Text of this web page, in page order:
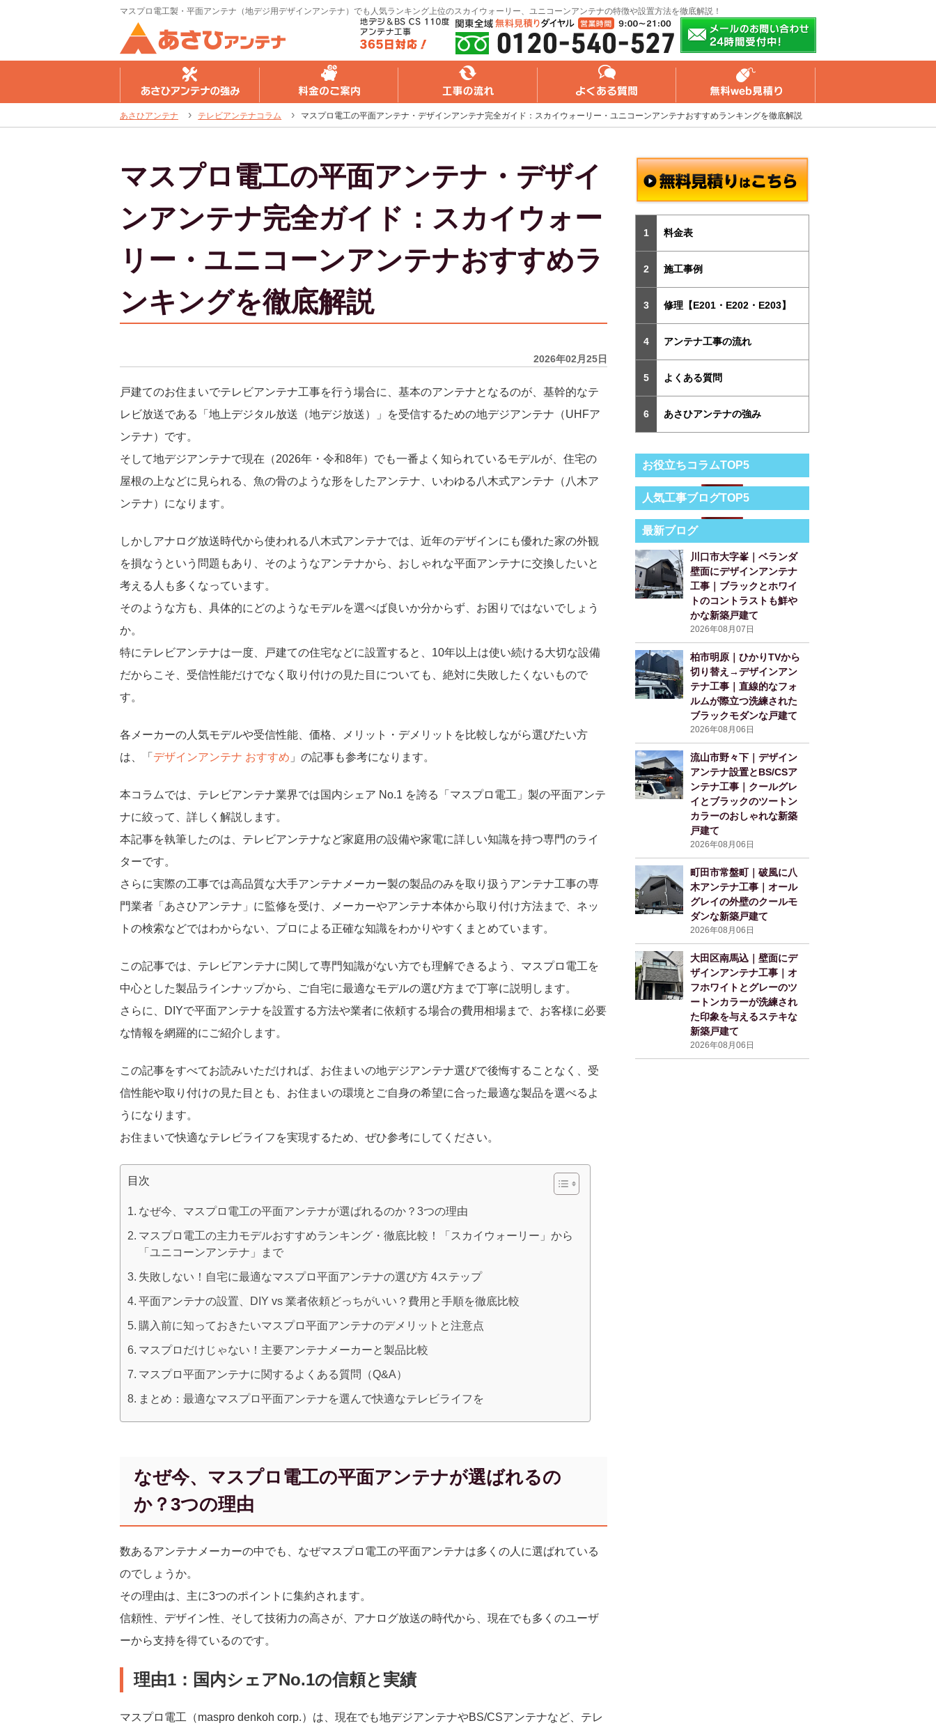
マスプロ電工製・平面アンテナ（地デジ用デザインアンテナ）でも人気ランキング上位のスカイウォーリー、ユニコーンアンテナの特徴や設置方法を徹底解説！
料金のご案内 工事の流れ よくある質問 無料web見積り
あさひアンテナ テレビアンテナコラム マスプロ電工の平面アンテナ・デザインアンテナ完全ガイド：スカイウォーリー・ユニコーンアンテナおすすめランキングを徹底解説
マスプロ電工の平面アンテナ・デザイ
ンアンテナ完全ガイド：スカイウォー
リー・ユニコーンアンテナおすすめラ
ンキングを徹底解説
2026年02月25日
戸建てのお住まいでテレビアンテナ工事を行う場合に、基本のアンテナとなるのが、基幹的なテ
レビ放送である「地上デジタル放送（地デジ放送）」を受信するための地デジアンテナ（UHFア
ンテナ）です。
そして地デジアンテナで現在（2026年・令和8年）でも一番よく知られているモデルが、住宅の
屋根の上などに見られる、魚の骨のような形をしたアンテナ、いわゆる八木式アンテナ（八木ア
ンテナ）になります。
しかしアナログ放送時代から使われる八木式アンテナでは、近年のデザインにも優れた家の外観
を損なうという問題もあり、そのようなアンテナから、おしゃれな平面アンテナに交換したいと
考える人も多くなっています。
そのような方も、具体的にどのようなモデルを選べば良いか分からず、お困りではないでしょう
か。
特にテレビアンテナは一度、戸建ての住宅などに設置すると、10年以上は使い続ける大切な設備
だからこそ、受信性能だけでなく取り付けの見た目についても、絶対に失敗したくないもので
す。
各メーカーの人気モデルや受信性能、価格、メリット・デメリットを比較しながら選びたい方
は、「 デザインアンテナ おすすめ 」の記事も参考になります。
本コラムでは、テレビアンテナ業界では国内シェア No.1 を誇る「マスプロ電工」製の平面アンテ
ナに絞って、詳しく解説します。
本記事を執筆したのは、テレビアンテナなど家庭用の設備や家電に詳しい知識を持つ専門のライ
ターです。
さらに実際の工事では高品質な大手アンテナメーカー製の製品のみを取り扱うアンテナ工事の専
門業者「あさひアンテナ」に監修を受け、メーカーやアンテナ本体から取り付け方法まで、ネッ
トの検索などではわからない、プロによる正確な知識をわかりやすくまとめています。
この記事では、テレビアンテナに関して専門知識がない方でも理解できるよう、マスプロ電工を
中心とした製品ラインナップから、ご自宅に最適なモデルの選び方まで丁寧に説明します。
さらに、DIYで平面アンテナを設置する方法や業者に依頼する場合の費用相場まで、お客様に必要
な情報を網羅的にご紹介します。
この記事をすべてお読みいただければ、お住まいの地デジアンテナ選びで後悔することなく、受
信性能や取り付けの見た目とも、お住まいの環境とご自身の希望に合った最適な製品を選べるよ
うになります。
お住まいで快適なテレビライフを実現するため、ぜひ参考にしてください。
目次
なぜ今、マスプロ電工の平面アンテナが選ばれるのか？3つの理由
マスプロ電工の主力モデルおすすめランキング・徹底比較！「スカイウォーリー」から
「ユニコーンアンテナ」まで
失敗しない！自宅に最適なマスプロ平面アンテナの選び方 4ステップ
平面アンテナの設置、DIY vs 業者依頼どっちがいい？費用と手順を徹底比較
購入前に知っておきたいマスプロ平面アンテナのデメリットと注意点
マスプロだけじゃない！主要アンテナメーカーと製品比較
マスプロ平面アンテナに関するよくある質問（Q&A）
まとめ：最適なマスプロ平面アンテナを選んで快適なテレビライフを
なぜ今、マスプロ電工の平面アンテナが選ばれるの
か？3つの理由
数あるアンテナメーカーの中でも、なぜマスプロ電工の平面アンテナは多くの人に選ばれている
のでしょうか。
その理由は、主に3つのポイントに集約されます。
信頼性、デザイン性、そして技術力の高さが、アナログ放送の時代から、現在でも多くのユーザ
ーから支持を得ているのです。
理由1：国内シェアNo.1の信頼と実績
マスプロ電工（maspro denkoh corp.）は、現在でも地デジアンテナやBS/CSアンテナなど、テレ
料金表
施工事例
修理【E201・E202・E203】
アンテナ工事の流れ
よくある質問
あさひアンテナの強み
お役立ちコラムTOP5
人気工事ブログTOP5
最新ブログ
川口市大字峯｜ベランダ
壁面にデザインアンテナ
工事｜ブラックとホワイ
トのコントラストも鮮や
かな新築戸建て
2026年08月07日
柏市明原｜ひかりTVから
切り替え→デザインアン
テナ工事｜直線的なフォ
ルムが際立つ洗練された
ブラックモダンな戸建て
2026年08月06日
流山市野々下｜デザイン
アンテナ設置とBS/CSア
ンテナ工事｜クールグレ
イとブラックのツートン
カラーのおしゃれな新築
戸建て
2026年08月06日
町田市常盤町｜破風に八
木アンテナ工事｜オール
グレイの外壁のクールモ
ダンな新築戸建て
2026年08月06日
大田区南馬込｜壁面にデ
ザインアンテナ工事｜オ
フホワイトとグレーのツ
ートンカラーが洗練され
た印象を与えるステキな
新築戸建て
2026年08月06日